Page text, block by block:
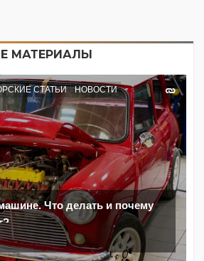
МАТЕРИАЛЫ
СТАТЬИ НОВОСТИ
Что делать и почему